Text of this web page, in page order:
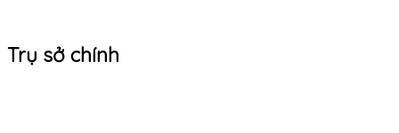
Trụ sở chính